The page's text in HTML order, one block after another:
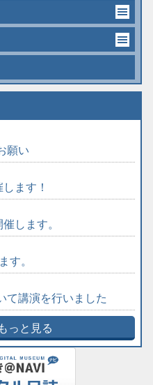
願い
ます！
します。
す。
て講演を行いました
っと見る